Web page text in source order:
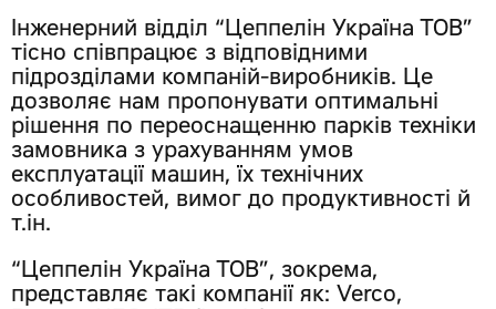
Інженерний відділ “Цеппелін Україна ТОВ”
тісно співпрацює з відповідними
підрозділами компаній-виробників. Це
дозволяє нам пропонувати оптимальні
рішення по переоснащенню парків техніки
замовника з урахуванням умов
експлуатації машин, їх технічних
особливостей, вимог до продуктивності й
т.ін.
“Цеппелін Україна ТОВ”, зокрема,
представляє такі компанії як: Verco,